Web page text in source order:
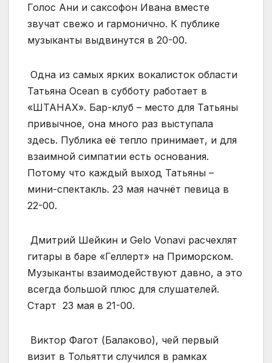
Голос Ани и саксофон Ивана вместе
звучат свежо и гармонично. К публике
музыканты выдвинутся в 20-00.
Одна из самых ярких вокалисток области
Татьяна Ocean в субботу работает в
«ШТАНАХ». Бар-клуб – место для Татьяны
привычное, она много раз выступала
здесь. Публика её тепло принимает, и для
взаимной симпатии есть основания.
Потому что каждый выход Татьяны –
мини-спектакль. 23 мая начнёт певица в
22-00.
Дмитрий Шейкин и Gelo Vonavi расчехлят
гитары в баре «Геллерт» на Приморском.
Музыканты взаимодействуют давно, а это
всегда большой плюс для слушателей.
Старт 23 мая в 21-00.
Виктор Фагот (Балаково), чей первый
визит в Тольятти случился в рамках